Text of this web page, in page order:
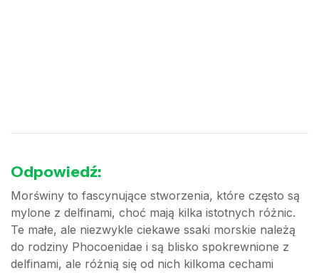
Odpowiedź:
Morświny to fascynujące stworzenia, które często są
mylone z delfinami, choć mają kilka istotnych różnic.
Te małe, ale niezwykle ciekawe ssaki morskie należą
do rodziny Phocoenidae i są blisko spokrewnione z
delfinami, ale różnią się od nich kilkoma cechami